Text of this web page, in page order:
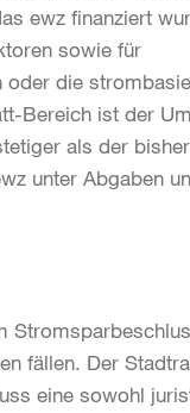
ewz finanziert
sowie für
oder die
Bereich ist der
als der
unter Abgaben
fällen. Der
eine sowohl